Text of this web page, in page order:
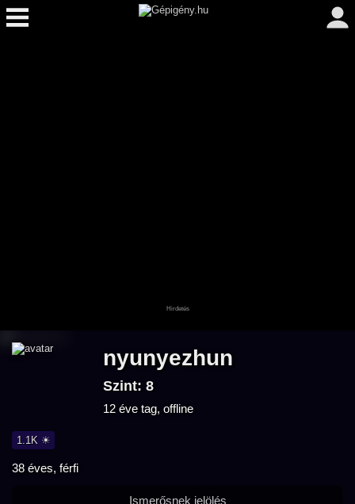
nyunyezhun
Szint: 8
12 éve tag, offline
1.1K ☀
38 éves, férfi
Ismerősnek jelölés